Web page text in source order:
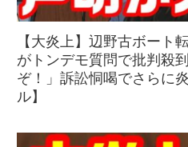
【大炎上】辺野古ボート
がトンデモ質問で批判殺
ぞ！」訴訟恫喝でさらに
ル】